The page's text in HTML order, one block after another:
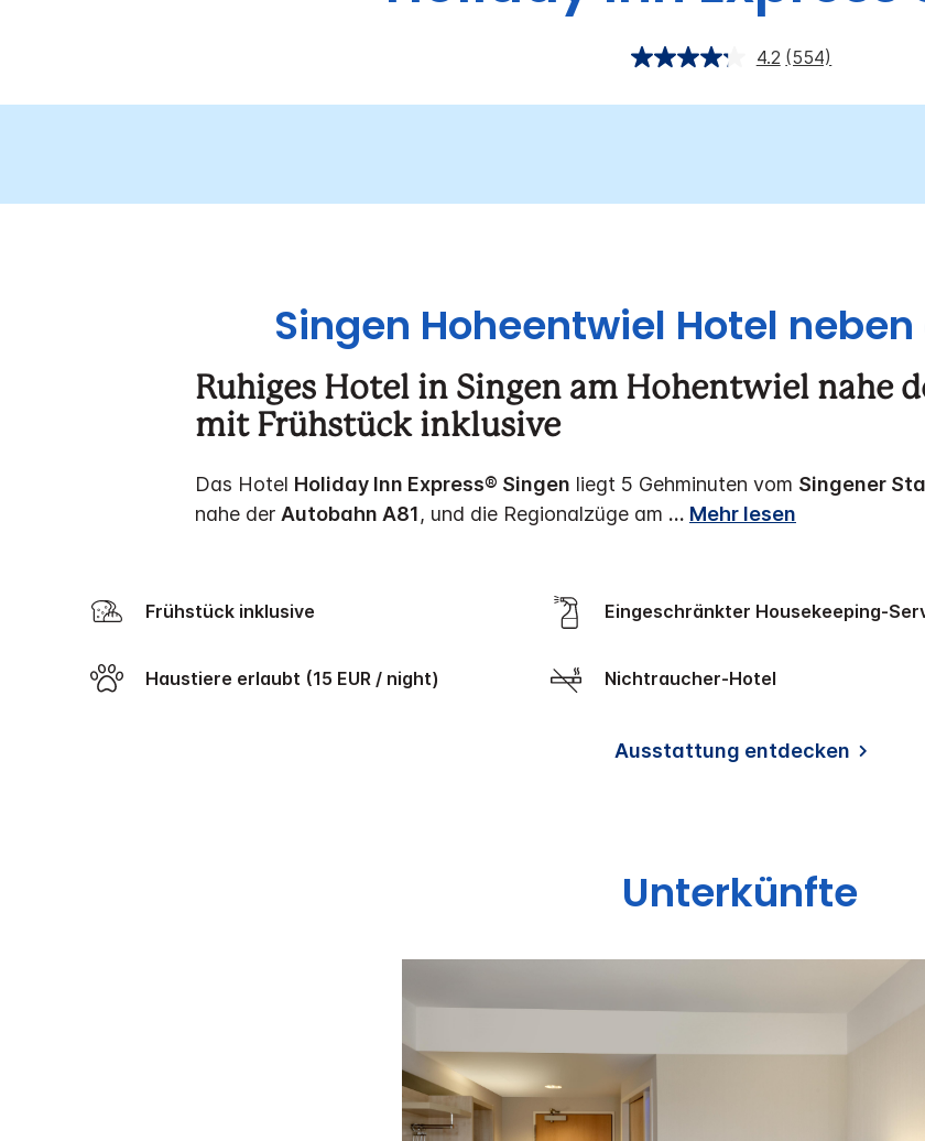
4.2 (554)
Singen Hoheentwiel Hotel
Ruhiges Hotel in Singen am Hohentwiel nahe
mit Frühstück inklusive
Das Hotel Holiday Inn Express® Singen liegt 5 Gehminuten vom Singener
nahe der Autobahn A81, und die Regionalzüge am ... Mehr lesen
Frühstück inklusive Eingeschränkter Housekeeping-
Haustiere erlaubt (15 EUR / night) Nichtraucher-Hotel
Ausstattung entdecken
Unterkünfte